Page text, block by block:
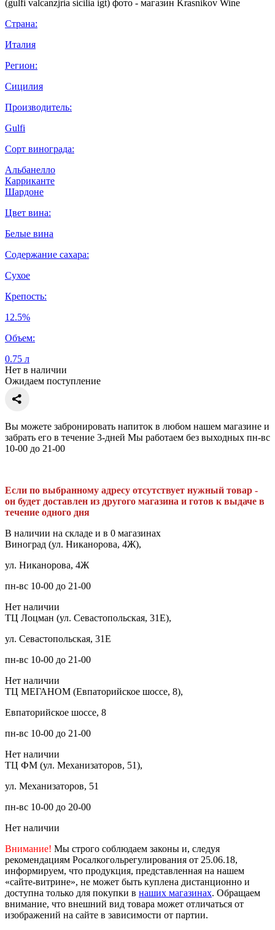
Страна:
Италия
Регион:
Сицилия
Производитель:
Gulfi
Сорт винограда:
Альбанелло
Карриканте
Шардоне
Цвет вина:
Белые вина
Содержание сахара:
Сухое
Крепость:
12.5%
Объем:
0.75 л
Нет в наличии
Ожидаем поступление
Вы можете забронировать напиток в любом нашем магазине и
забрать его в течение 3-дней Мы работаем без выходных пн-вс
10-00 до 21-00
Если по выбранному адресу отсутствует нужный товар -
он будет доставлен из другого магазина и готов к выдаче в
течение одного дня
В наличии на складе и в 0 магазинах
Виноград (ул. Никанорова, 4Ж),
ул. Никанорова, 4Ж
пн-вс 10-00 до 21-00
Нет наличии
ТЦ Лоцман (ул. Севастопольская, 31Е),
ул. Севастопольская, 31Е
пн-вс 10-00 до 21-00
Нет наличии
ТЦ МЕГАНОМ (Евпаторийское шоссе, 8),
Евпаторийское шоссе, 8
пн-вс 10-00 до 21-00
Нет наличии
ТЦ ФМ (ул. Механизаторов, 51),
ул. Механизаторов, 51
пн-вс 10-00 до 20-00
Нет наличии
Внимание! Мы строго соблюдаем законы и, следуя
рекомендациям Росалкогольрегулирования от 25.06.18,
информируем, что продукция, представленная на нашем
«сайте-витрине», не может быть куплена дистанционно и
доступна только для покупки в наших магазинах. Обращаем
внимание, что внешний вид товара может отличаться от
изображений на сайте в зависимости от партии.